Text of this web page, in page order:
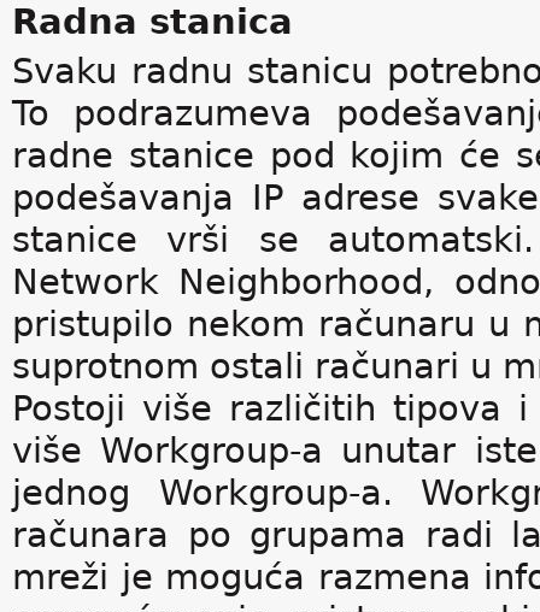
Radna stanica
Svaku radnu stanicu
To podrazumeva
radne stanice pod kojim će
podešavanja IP adrese
stanice vrši se
Network Neighborhood,
pristupilo nekom računaru u
suprotnom ostali računari u
Postoji više različitih tipova
više Workgroup-a unutar
jednog Workgroup-a.
računara po grupama radi
mreži je moguća razmena